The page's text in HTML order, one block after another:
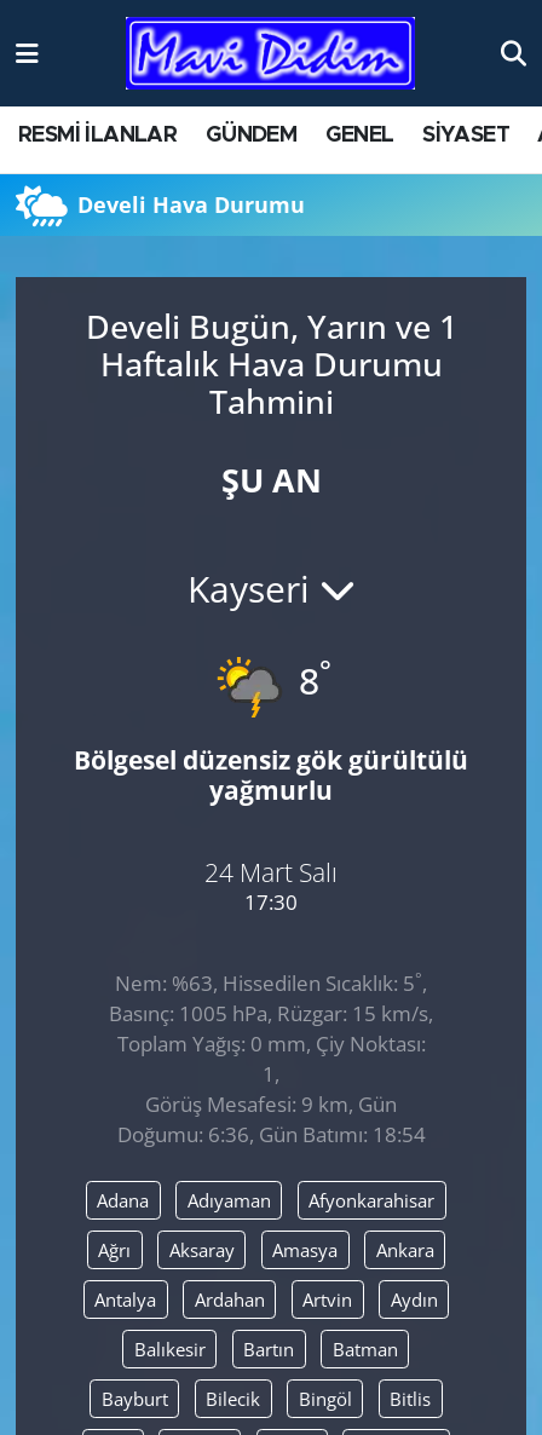
RESMİ İLANLAR GÜNDEM GENEL SİYASET
Develi Hava Durumu
Develi Bugün, Yarın ve 1
Haftalık Hava Durumu
Tahmini
ŞU AN
Kayseri
8°
Bölgesel düzensiz gök gürültülü
yağmurlu
24 Mart Salı
17:30
Nem: %63, Hissedilen Sıcaklık: 5°,
Basınç: 1005 hPa, Rüzgar: 15 km/s,
Toplam Yağış: 0 mm, Çiy Noktası:
1,
Görüş Mesafesi: 9 km, Gün
Doğumu: 6:36, Gün Batımı: 18:54
Adana Adıyaman Afyonkarahisar
Ağrı Aksaray Amasya Ankara
Antalya Ardahan Artvin Aydın
Balıkesir Bartın Batman
Bayburt Bilecik Bingöl Bitlis
ANTİK YERLER
AYDIN
BİLİM VE TEKNOLOJİ
ÇEVRE
MAGAZİN
SİYASET
Yerel
Nöbetçi Eczaneler
Namaz Vakitleri
Trafik Durumu
Süper Lig Puan Durumu ve Fikstür
Tüm Manşetler